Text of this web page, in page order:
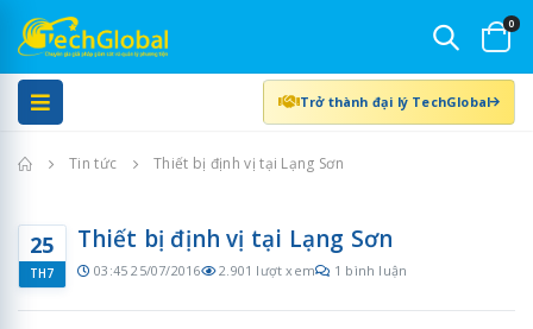
0
Trở thành đại lý TechGlobal
Trang chủ
Tin tức Thiết bị định vị tại Lạng Sơn
25
TH7
Thiết bị định vị tại Lạng Sơn
03:45 25/07/2016 2.901 lượt xem 1 bình luận